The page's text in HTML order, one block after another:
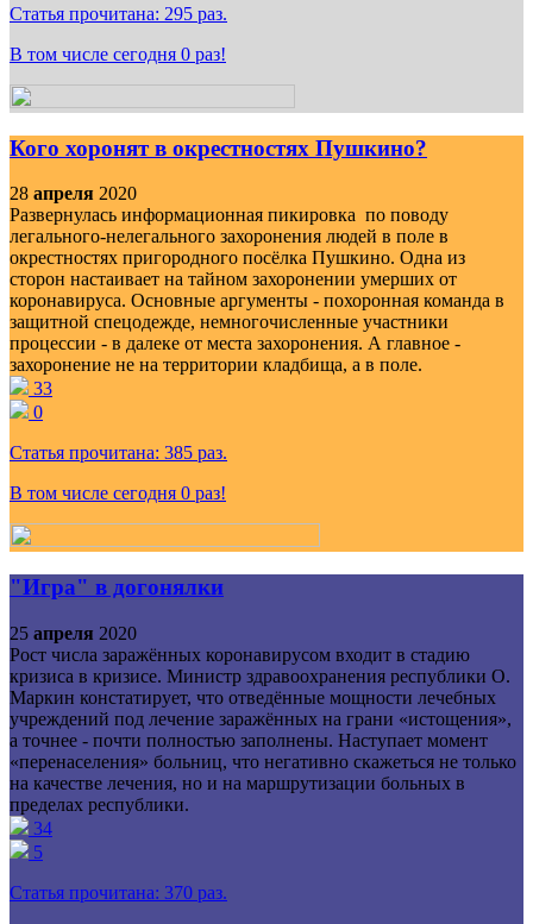
Статья прочитана: 295 раз.
В том числе сегодня 0 раз!
Кого хоронят в окрестностях Пушкино?
28 апреля 2020
Развернулась информационная пикировка по поводу
легального-нелегального захоронения людей в поле в
окрестностях пригородного посёлка Пушкино. Одна из
сторон настаивает на тайном захоронении умерших от
коронавируса. Основные аргументы - похоронная команда в
защитной спецодежде, немногочисленные участники
процессии - в далеке от места захоронения. А главное -
захоронение не на территории кладбища, а в поле.
33
0
Статья прочитана: 385 раз.
В том числе сегодня 0 раз!
"Игра" в догонялки
25 апреля 2020
Рост числа заражённых коронавирусом входит в стадию
кризиса в кризисе. Министр здравоохранения республики О.
Маркин констатирует, что отведённые мощности лечебных
учреждений под лечение заражённых на грани «истощения»,
а точнее - почти полностью заполнены. Наступает момент
«перенаселения» больниц, что негативно скажеться не только
на качестве лечения, но и на маршрутизации больных в
пределах республики.
34
5
Статья прочитана: 370 раз.